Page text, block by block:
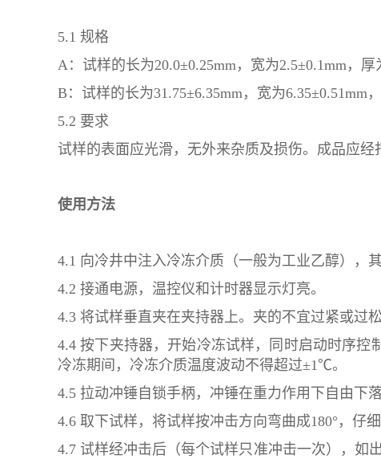
5.1 规格
A：试样的长为20.0±0.25mm，宽为2.5±0.1mm，
B：试样的长为31.75±6.35mm，宽为6.35±0.51mm
5.2 要求
试样的表面应光滑，无外来杂质及损伤。成品应经
使用方法
4.1 向冷井中注入冷冻介质（一般为工业乙醇），
4.2 接通电源，温控仪和计时器显示灯亮。
4.3 将试样垂直夹在夹持器上。夹的不宜过紧或过
4.4 按下夹持器，开始冷冻试样，同时启动时序控
冷冻期间，冷冻介质温度波动不得超过±1℃。
4.5 拉动冲锤自锁手柄，冲锤在重力作用下自由下
4.6 取下试样，将试样按冲击方向弯曲成180°，仔
4.7 试样经冲击后（每个试样只准冲击一次），如